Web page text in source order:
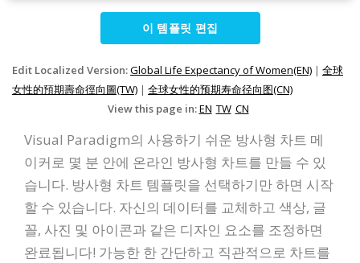
이 템플릿 편집
Edit Localized Version:Global Life Expectancy of Women(EN) | 全球
女性的預期壽命徑向圖(TW) | 全球女性的预期寿命径向图(CN)
View this page in:EN TW CN
Visual Paradigm의 사용하기 쉬운 방사형 차트 메
이커로 몇 분 안에 온라인 방사형 차트를 만들 수 있
습니다. 방사형 차트 템플릿을 선택하기만 하면 시작
할 수 있습니다. 자신의 데이터를 교체하고 색상, 글
꼴, 사진 및 아이콘과 같은 디자인 요소를 조정하면
완료됩니다! 가능한 한 간단하고 직관적으로 차트를